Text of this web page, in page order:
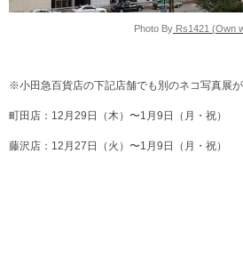
Photo By Rs1421 (Own
※小田急百貨店の下記店舗でも別のネコ写真展
町田店：12月29日（木）〜1月9日（月・祝）
藤沢店：12月27日（火）〜1月9日（月・祝）